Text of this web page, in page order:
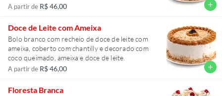
A partir de R$ 46,00 add
Doce de Leite com Ameixa
Bolo branco com recheio de doce de leite com
ameixa, coberto com chantilly e decorado com
coco queimado, ameixa e doce de leite.
A partir de R$ 46,00 add
Floresta Branca